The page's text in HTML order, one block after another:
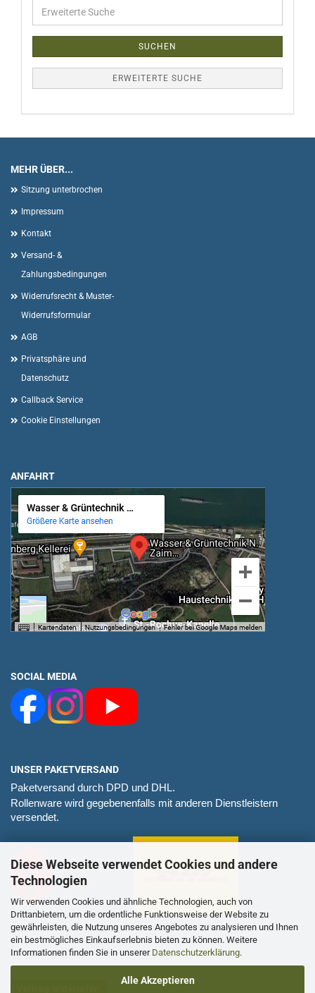
Diese Webseite verwendet Cookies und andere
Technologien
Wir verwenden Cookies und ähnliche Technologien, auch von
Drittanbietern, um die ordentliche Funktionsweise der Website zu
gewährleisten, die Nutzung unseres Angebotes zu analysieren und Ihnen
ein bestmögliches Einkaufserlebnis bieten zu können. Weitere
Informationen finden Sie in unserer Datenschutzerklärung.
Alle Akzeptieren
Suche
SUCHEN
ERWEITERTE SUCHE
MEHR ÜBER...
Sitzung unterbrochen
Impressum
Kontakt
Versand- &
Zahlungsbedingungen
Widerrufsrecht & Muster-
Widerrufsformular
AGB
Privatsphäre und
Datenschutz
Callback Service
Cookie Einstellungen
ANFAHRT
SOCIAL MEDIA
UNSER PAKETVERSAND
Paketversand durch DPD und DHL.
Rollenware wird gegebenenfalls mit anderen Dienstleistern
versendet.